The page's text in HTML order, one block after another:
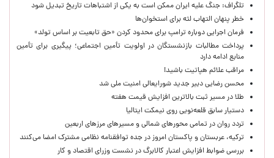
تلگراف: جنگ علیه ایران ممکن است به یکی از اشتباهات تاریخ تبدیل شود
خطر پنهان التهاب لثه برای استخوان‌ها
فرمان اجرایی دوباره ترامپ برای محدود کردن «حق تابعیت بر اساس تولد»
پرداخت مطالبات بازنشستگان در اولویت تأمین اجتماعی؛ پیگیری برای تأمین
منابع ادامه دارد
مراقب علائم هپاتیت باشید!
محسن رضایی دبیر جدید شورایعالی امنیت ملی شد
طلا در مسیر ثبت بالاترین افزایش قیمت هفته
دستیار سابق قلعه‌نویی روی نیمکت ایتالیا
تردد روان در تمامی محورهای شمالی و مسیرهای مرزهای اربعین
ترکیه، عربستان و پاکستان امروز در جده توافقنامه نظامی مشترک امضا می‌کنند
بررسی ضوابط افزایش اعتبار کالابرگ در نشست وزرای اقتصاد و کار